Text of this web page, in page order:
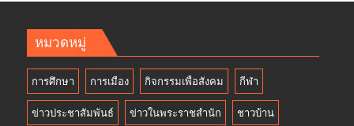
หมวดหมู่
การศึกษา การเมือง กิจกรรมเพื่อสังคม กีฬา
ข่าวประชาสัมพันธ์ ข่าวในพระราชสำนัก ชาวบ้าน